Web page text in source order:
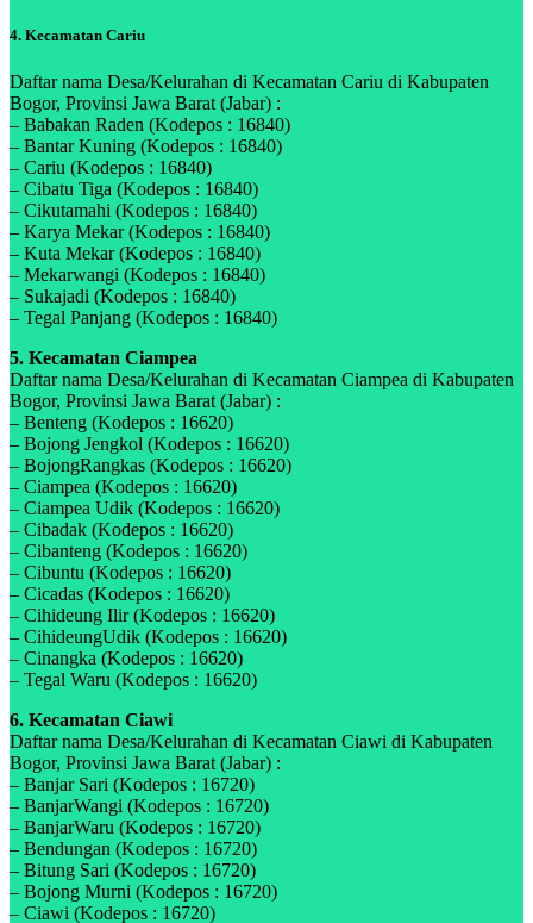
4. Kecamatan Cariu
Daftar nama Desa/Kelurahan di Kecamatan Cariu di Kabupaten
Bogor, Provinsi Jawa Barat (Jabar) :
– Babakan Raden (Kodepos : 16840)
– Bantar Kuning (Kodepos : 16840)
– Cariu (Kodepos : 16840)
– Cibatu Tiga (Kodepos : 16840)
– Cikutamahi (Kodepos : 16840)
– Karya Mekar (Kodepos : 16840)
– Kuta Mekar (Kodepos : 16840)
– Mekarwangi (Kodepos : 16840)
– Sukajadi (Kodepos : 16840)
– Tegal Panjang (Kodepos : 16840)
5. Kecamatan Ciampea
Daftar nama Desa/Kelurahan di Kecamatan Ciampea di Kabupaten
Bogor, Provinsi Jawa Barat (Jabar) :
– Benteng (Kodepos : 16620)
– Bojong Jengkol (Kodepos : 16620)
– BojongRangkas (Kodepos : 16620)
– Ciampea (Kodepos : 16620)
– Ciampea Udik (Kodepos : 16620)
– Cibadak (Kodepos : 16620)
– Cibanteng (Kodepos : 16620)
– Cibuntu (Kodepos : 16620)
– Cicadas (Kodepos : 16620)
– Cihideung Ilir (Kodepos : 16620)
– CihideungUdik (Kodepos : 16620)
– Cinangka (Kodepos : 16620)
– Tegal Waru (Kodepos : 16620)
6. Kecamatan Ciawi
Daftar nama Desa/Kelurahan di Kecamatan Ciawi di Kabupaten
Bogor, Provinsi Jawa Barat (Jabar) :
– Banjar Sari (Kodepos : 16720)
– BanjarWangi (Kodepos : 16720)
– BanjarWaru (Kodepos : 16720)
– Bendungan (Kodepos : 16720)
– Bitung Sari (Kodepos : 16720)
– Bojong Murni (Kodepos : 16720)
– Ciawi (Kodepos : 16720)